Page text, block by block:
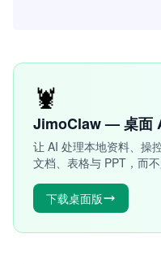
🦞
JimoClaw — 桌面
让 AI 处理本地资料、操
文档、表格与 PPT，而不
下载桌面版